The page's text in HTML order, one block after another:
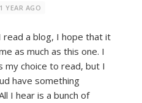
1 YEAR AGO
a blog, I hope that it
as much as this one. I
my choice to read, but I
have something
I hear is a bunch of